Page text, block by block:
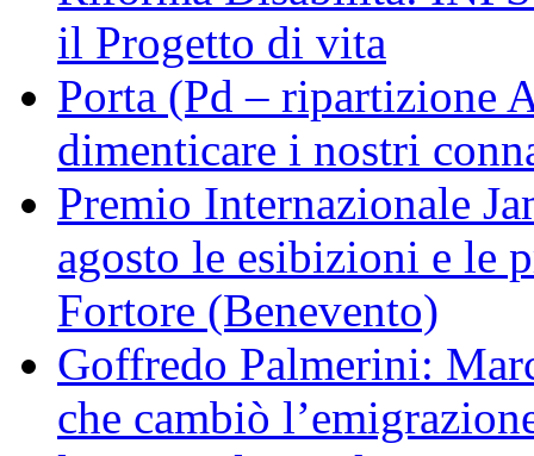
il Progetto di vita
Porta (Pd – ripartizione
dimenticare i nostri
Premio Internazionale
agosto le esibizioni e le
Fortore (Benevento)
Goffredo Palmerini:
che cambiò